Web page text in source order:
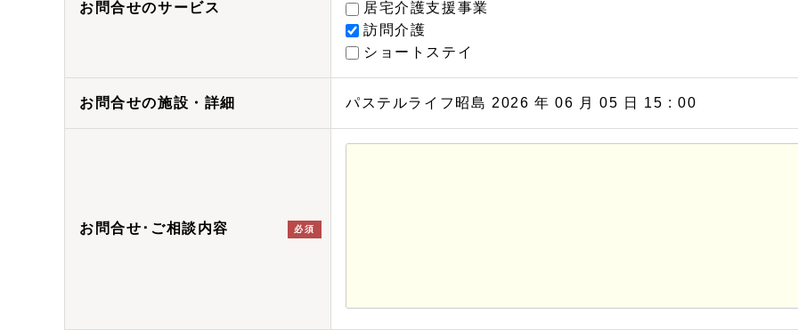
お問合せのサービス
居宅介護支援事業
訪問介護
ショートステイ
お問合せの施設・詳細 パステルライフ昭島 2026 年 06 月 05 日 15 : 00
お問合せ･ご相談内容 必須